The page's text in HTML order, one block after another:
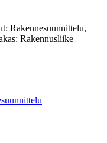
Rakennesuunnittelu,
Rakennusliike